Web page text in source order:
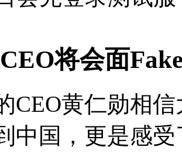
将会面
CEO黄仁勋相
中国，更是感